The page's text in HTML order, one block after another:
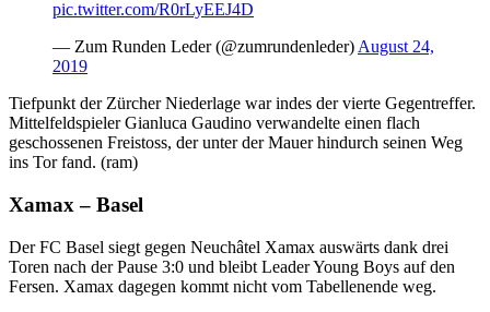
pic.twitter.com/R0rLyEEJ4D
— Zum Runden Leder (@zumrundenleder) August 24,
2019
Tiefpunkt der Zürcher Niederlage war indes der vierte Gegentreffer.
Mittelfeldspieler Gianluca Gaudino verwandelte einen flach
geschossenen Freistoss, der unter der Mauer hindurch seinen Weg
ins Tor fand. (ram)
Xamax – Basel
Der FC Basel siegt gegen Neuchâtel Xamax auswärts dank drei
Toren nach der Pause 3:0 und bleibt Leader Young Boys auf den
Fersen. Xamax dagegen kommt nicht vom Tabellenende weg.